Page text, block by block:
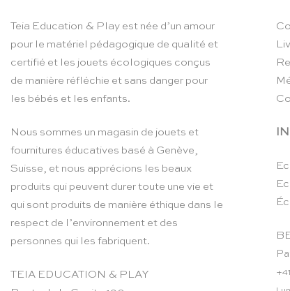
Teia Education & Play est née d’un amour
pour le matériel pédagogique de qualité et
certifié et les jouets écologiques conçus
de manière réfléchie et sans danger pour
les bébés et les enfants.
Nous sommes un magasin de jouets et
fournitures éducatives basé à Genève,
Suisse, et nous apprécions les beaux
produits qui peuvent durer toute une vie et
qui sont produits de manière éthique dans le
respect de l’environnement et des
personnes qui les fabriquent.
TEIA EDUCATION & PLAY